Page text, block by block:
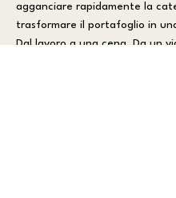
agganciare rapidamente la
trasformare il portafoglio in
Dal lavoro a una cena. Da un